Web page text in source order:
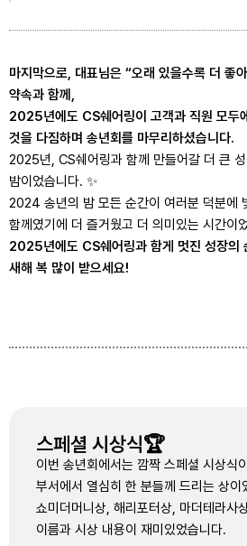
마지막으로, 대표님은 “오래 있을수록 더 좋
약속과 함께,
2025년에도 CS쉐어링이 고객과 직원 모두
것을 다짐하며 송년회를 마무리하셨습니다.
2025년, CS쉐어링과 함께 만들어갈 더 큰
밤이었습니다. ✨
2024 송년의 밤 모든 순간이 여러분 덕분에
함께였기에 더 즐거웠고 더 의미있는 시간이
2025년에도 CS쉐어링과 함게 멋진 성장의
새해 복 많이 받으세요!
스페셜 시상식🏆
이번 송년회에서는 깜짝 스페셜 시상식
부서에서 열심히 한 분들께 드리는 상이
쇼미더머니상, 해리포터상, 마더테라사
이름과 시상 내용이 재미있었습니다.